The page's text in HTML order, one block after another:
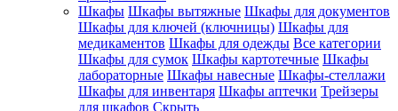
Шкафы Шкафы вытяжные Шкафы для документов
Шкафы для ключей (ключницы) Шкафы для
медикаментов Шкафы для одежды Все категории
Шкафы для сумок Шкафы картотечные Шкафы
лабораторные Шкафы навесные Шкафы-стеллажи
Шкафы для инвентаря Шкафы аптечки Трейзеры
для шкафов Скрыть